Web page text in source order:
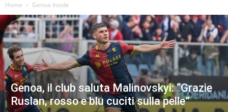
Home Genoa Inside
Genoa, il club saluta Malinovskyi: “Grazie
Ruslan, rosso e blu cuciti sulla pelle”